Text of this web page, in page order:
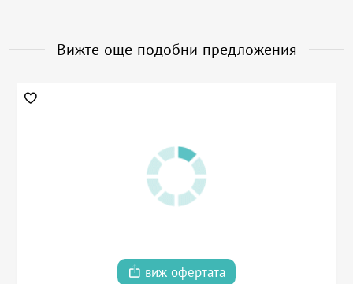
Вижте още подобни предложения
виж офертата